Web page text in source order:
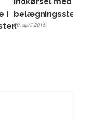
i
belægningssten
20. april 2018